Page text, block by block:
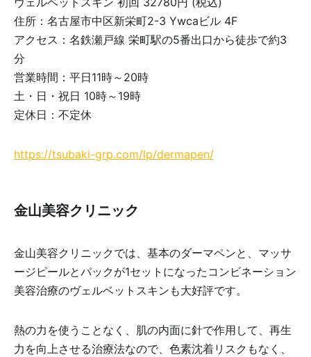
住所：名古屋市中区新栄町2-3 Ywcaビル 4F
アクセス：名鉄瀬戸線 栄町駅の5番出口から徒歩で約3
分
営業時間：平日11時～20時
土・日・祝日 10時～19時
定休日：不定休
https://tsubaki-grp.com/lp/dermapen/
金山美容クリニック
金山美容クリニックでは、基本のダーマペンと、マッサ
ージピールとパックが1セットになったコンビネーション
美容治療のヴェルベットスキンも大好評です。
熱の力を使うことなく、肌の内面に針で作用して、再生
力を向上させる治療法なので、色素沈着リスクもなく、